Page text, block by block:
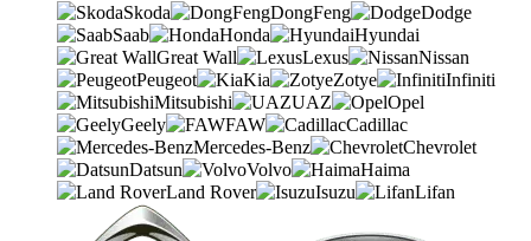
Skoda DongFeng
Dodge
Saab
Honda
Hyundai
Great Wall
Lexus
Nissan
Peugeot
Kia Zotye
Infiniti
Mitsubishi
UAZ
Opel
Geely
FAW
Cadillac
Mercedes-Benz
Chevrolet
Datsun
Volvo
Haima
Land Rover
Isuzu Lifan